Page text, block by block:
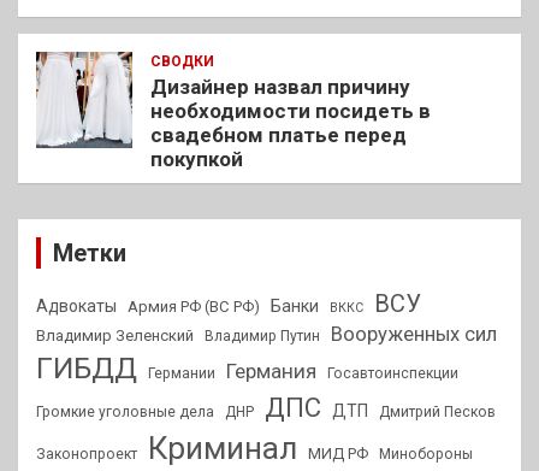
СВОДКИ
Дизайнер назвал причину
необходимости посидеть в
свадебном платье перед
покупкой
Метки
Адвокаты Армия РФ (ВС РФ) Банки ВККС ВСУ
Владимир Зеленский Владимир Путин Вооруженных сил
ГИБДД Германии Германия Госавтоинспекции
Громкие уголовные дела ДНР ДПС ДТП Дмитрий Песков
Законопроект Криминал МИД РФ Минобороны